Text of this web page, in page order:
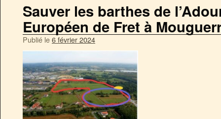
Sauver les barthes de
Européen de Fret à
Publié le6 février 2024